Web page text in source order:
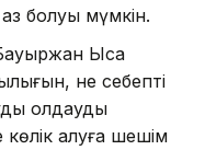
болуы мүмкін.
Ысқақ
не себепті
қолдауды
алуға шешім